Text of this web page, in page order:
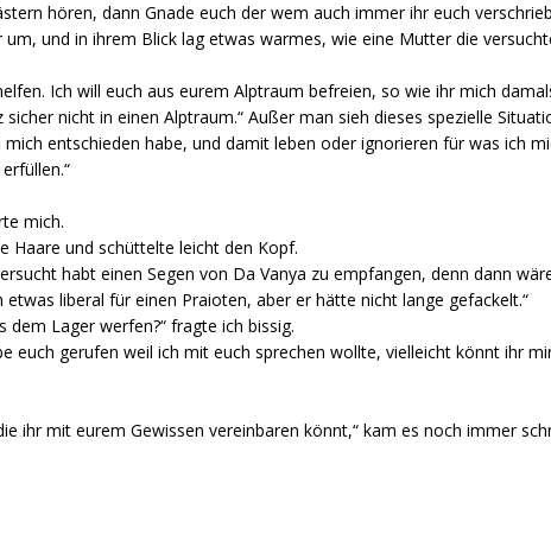
hören, dann Gnade euch der wem auch immer ihr euch
und in ihrem Blick lag etwas warmes, wie eine Mutter die
Ich will euch aus eurem Alptraum befreien, so wie ihr mich
nicht in einen Alptraum.“ Außer man sieh dieses spezielle
entschieden habe, und damit leben oder ignorieren für was ich
mich.
Haare und schüttelte leicht den Kopf.
habt einen Segen von Da Vanya zu empfangen, denn dann
liberal für einen Praioten, aber er hätte nicht lange gefackelt.“
Lager werfen?“ fragte ich bissig.
euch gerufen weil ich mit euch sprechen wollte, vielleicht könnt ihr
ihr mit eurem Gewissen vereinbaren könnt,“ kam es noch immer